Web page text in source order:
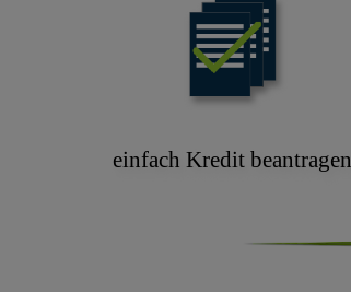
einfach Kredit beantragen